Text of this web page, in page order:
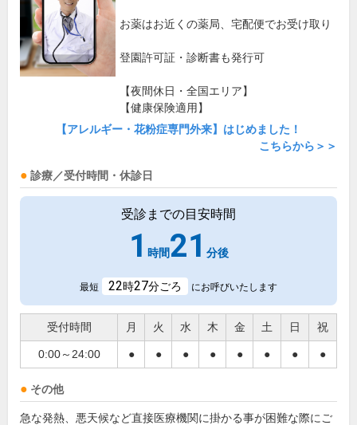
お薬はお近くの薬局、宅配便でお受け取り
登園許可証・診断書も発行可
【夜間休日・全国エリア】
【健康保険適用】
【アレルギー・花粉症専門外来】はじめました！
こちらから＞＞
診療／受付時間・休診日
受診までの目安時間
1 時間21 分後
最短 22時27分ごろ にお呼びいたします
受付時間 月 火 水 木 金 土 日 祝
0:00～24:00 ● ● ● ● ● ● ● ●
その他
急な発熱、悪天候など直接医療機関に掛かる事が困難な際にご